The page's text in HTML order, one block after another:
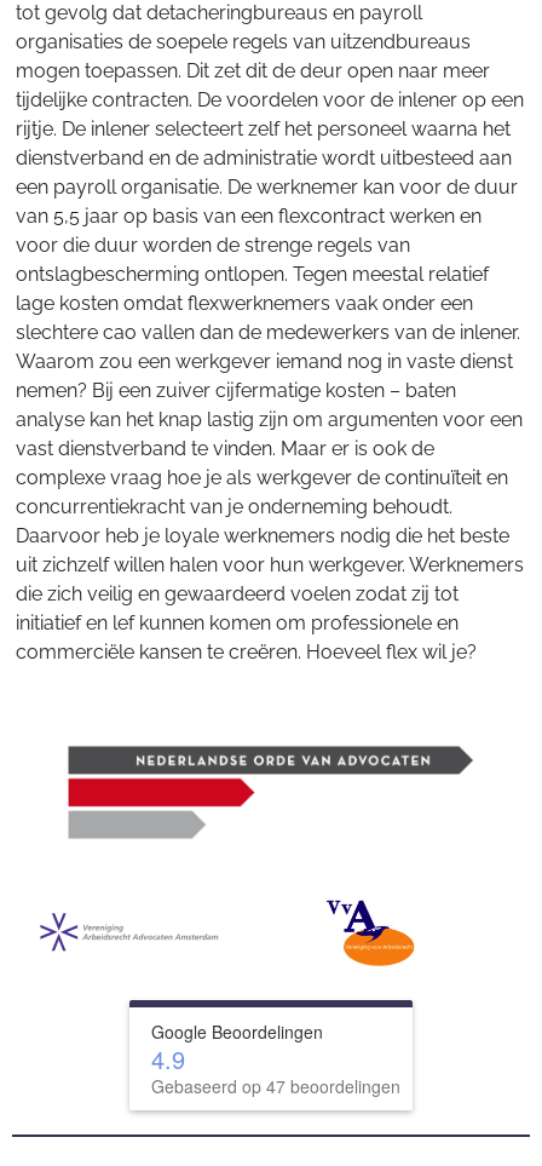
tot gevolg dat detacheringbureaus en payroll
organisaties de soepele regels van uitzendbureaus
mogen toepassen. Dit zet dit de deur open naar meer
tijdelijke contracten. De voordelen voor de inlener op een
rijtje. De inlener selecteert zelf het personeel waarna het
dienstverband en de administratie wordt uitbesteed aan
een payroll organisatie. De werknemer kan voor de duur
van 5,5 jaar op basis van een flexcontract werken en
voor die duur worden de strenge regels van
ontslagbescherming ontlopen. Tegen meestal relatief
lage kosten omdat flexwerknemers vaak onder een
slechtere cao vallen dan de medewerkers van de inlener.
Waarom zou een werkgever iemand nog in vaste dienst
nemen? Bij een zuiver cijfermatige kosten – baten
analyse kan het knap lastig zijn om argumenten voor een
vast dienstverband te vinden. Maar er is ook de
complexe vraag hoe je als werkgever de continuïteit en
concurrentiekracht van je onderneming behoudt.
Daarvoor heb je loyale werknemers nodig die het beste
uit zichzelf willen halen voor hun werkgever. Werknemers
die zich veilig en gewaardeerd voelen zodat zij tot
initiatief en lef kunnen komen om professionele en
commerciële kansen te creëren. Hoeveel flex wil je?
Google Beoordelingen
4.9
Gebaseerd op 47 beoordelingen